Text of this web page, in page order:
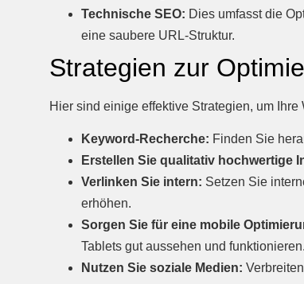
Technische SEO: Dies umfasst die
eine saubere URL-Struktur.
Strategien zur
Hier sind einige effektive Strategien, um
Keyword-Recherche: Finden Sie
Erstellen Sie qualitativ hochwertige
Verlinken Sie intern: Setzen Sie
erhöhen.
Sorgen Sie für eine mobile
Tablets gut aussehen und funktionieren.
Nutzen Sie soziale Medien: